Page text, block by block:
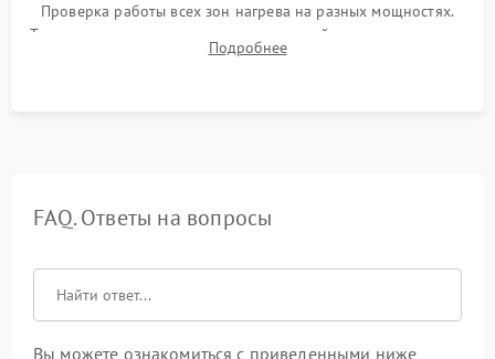
Проверка работы всех зон нагрева на разных мощностях.
Тестирование сенсорного управления, таймера, индикаторов
остаточного тепла и систем защиты от перегрева.
Подробнее
FAQ. Ответы на вопросы
Вы можете ознакомиться с приведенными ниже